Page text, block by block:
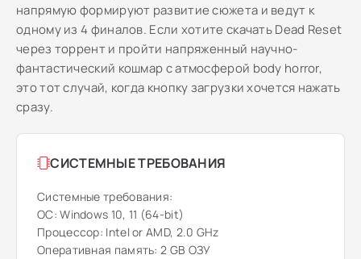
напрямую формируют развитие сюжета и ведут к
одному из 4 финалов. Если хотите скачать Dead Reset
через торрент и пройти напряженный научно-
фантастический кошмар с атмосферой body horror,
это тот случай, когда кнопку загрузки хочется нажать
сразу.
СИСТЕМНЫЕ ТРЕБОВАНИЯ
Системные требования:
ОС: Windows 10, 11 (64-bit)
Процессор: Intel or AMD, 2.0 GHz
Оперативная память: 2 GB ОЗУ